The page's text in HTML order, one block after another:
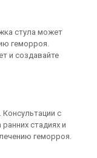
стула может
геморроя.
и создавайте
с
стадиях и
геморроя.